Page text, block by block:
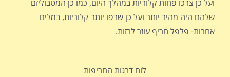
ועל כן צרכו פחות קלוריות במהלך היום, כמו כן המטבוליזם
שלהם היה מהיר יותר ועל כן שרפו יותר קלוריות, במלים
אחרות- פלפל חריף עוזר לרזות.
לוח דרגות החריפות